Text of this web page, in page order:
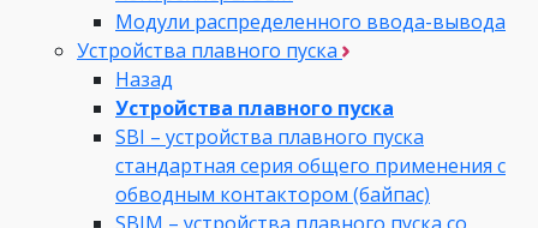
Модули распределенного ввода-вывода
Устройства плавного пуска
Назад
Устройства плавного пуска
SBI – устройства плавного пуска
стандартная серия общего применения с
обводным контактором (байпас)